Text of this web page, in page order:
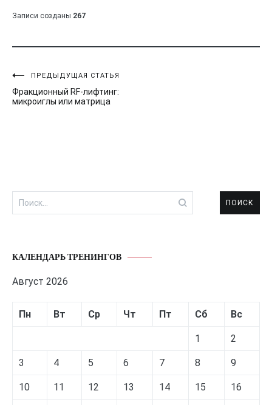
Записи созданы 267
Навигация
по
ПРЕДЫДУЩАЯ СТАТЬЯ
Фракционный RF-лифтинг:
микроиглы или матрица
Найти:
КАЛЕНДАРЬ ТРЕНИНГОВ
Август 2026
Пн Вт Ср Чт Пт Сб Вс
1 2
3 4 5 6 7 8 9
10 11 12 13 14 15 16